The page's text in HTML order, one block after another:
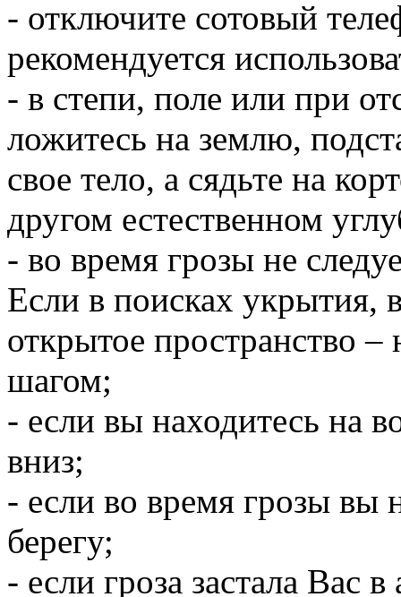
- отключите сотовый
рекомендуется
- в степи, поле или при
ложитесь на землю,
свое тело, а сядьте на
другом естественном
- во время грозы не
Если в поисках укрытия,
открытое пространство
шагом;
- если вы находитесь на
вниз;
- если во время грозы вы
берегу;
- если гроза застала Вас